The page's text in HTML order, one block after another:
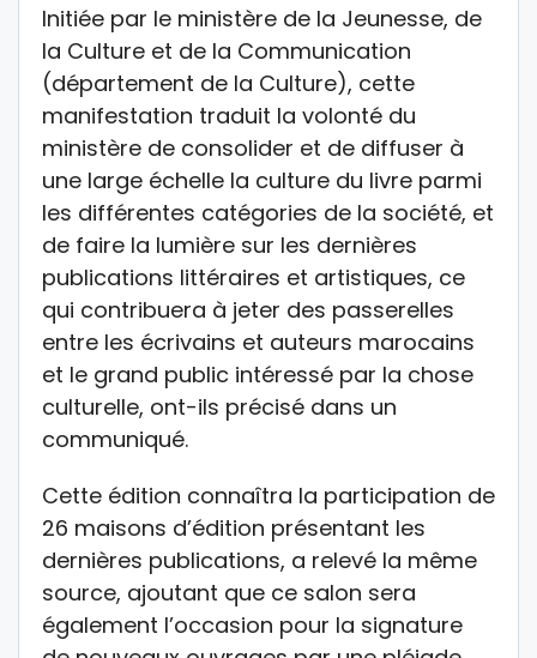
Initiée par le ministère de la Jeunesse, de
la Culture et de la Communication
(département de la Culture), cette
manifestation traduit la volonté du
ministère de consolider et de diffuser à
une large échelle la culture du livre parmi
les différentes catégories de la société, et
de faire la lumière sur les dernières
publications littéraires et artistiques, ce
qui contribuera à jeter des passerelles
entre les écrivains et auteurs marocains
et le grand public intéressé par la chose
culturelle, ont-ils précisé dans un
communiqué.
Cette édition connaîtra la participation de
26 maisons d’édition présentant les
dernières publications, a relevé la même
source, ajoutant que ce salon sera
également l’occasion pour la signature